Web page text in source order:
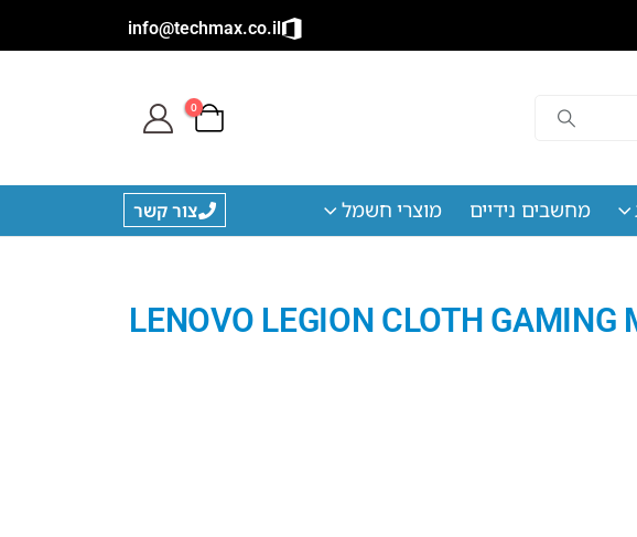
info@techmax.co.il
0
מחשבים נידיים מוצרי חשמל צור קשר
LENOVO LEGION CLOTH GAMING